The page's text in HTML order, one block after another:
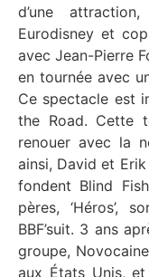
d’une
Eurodisney et
avec Jean-Pierre
en tournée avec
Ce spectacle est
the Road. Cette
renouer avec la
ainsi, David et
fondent Blind
pères, ‘Héros’,
BBF’suit. 3 ans
groupe,
aux États Unis,